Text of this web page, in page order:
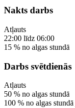
Nakts darbs
Atļauts
22:00 līdz 06:00
15 % no algas stundā
Darbs svētdienās
Atļauts
50 % no algas stundā
100 % no algas stundā